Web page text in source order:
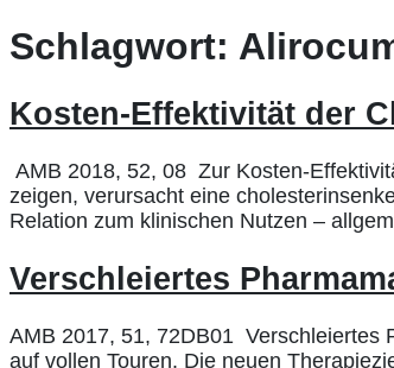
Schlagwort:
Kosten-Effektivität der
AMB 2018, 52, 08 Zur Kosten-
zeigen, verursacht eine
Relation zum klinischen Nutzen –
Verschleiertes
AMB 2017, 51, 72DB01 Verschleiertes
auf vollen Touren. Die neuen